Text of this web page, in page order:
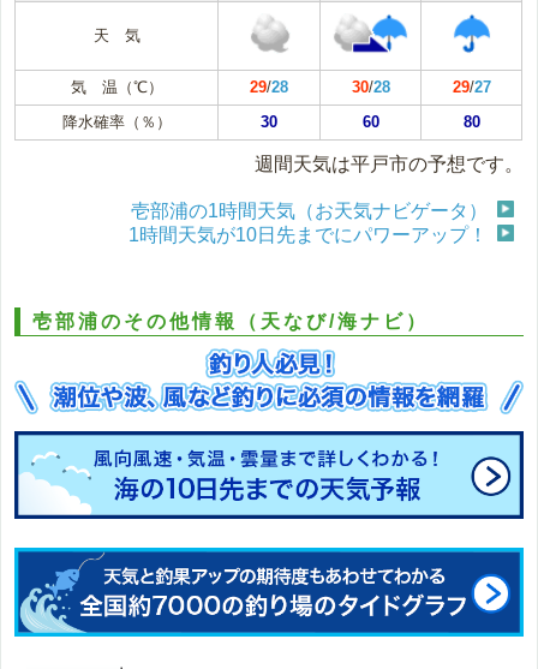
天 気
気 温（℃） 29/28 30/28 29/27
降水確率（％）
30 60 80
週間天気は平戸市の予想です。
壱部浦の1時間天気（お天気ナビゲータ）
1時間天気が10日先までにパワーアップ！
壱部浦のその他情報（天なび/海ナビ）